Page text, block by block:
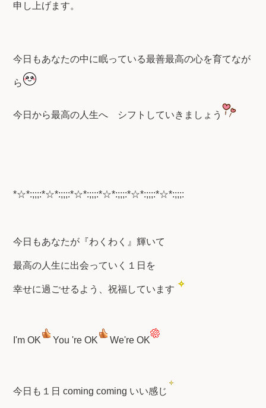
申し上げます。
今日もあなたの中に眠っている最善最高の心を育てなが
ら
今日から最高の人生へ シフトしていきましょう
*☆*:;;;:*☆*:;;;:*☆*:;;;:*☆*:;;;:*☆*:;;;:*☆*:;;;:
今日もあなたが『わくわく』輝いて
最高の人生に出会っていく１日を
幸せに過ごせるよう、祝福しています
I'm OK You 're OK We're OK
今日も１日 coming coming いい感じ